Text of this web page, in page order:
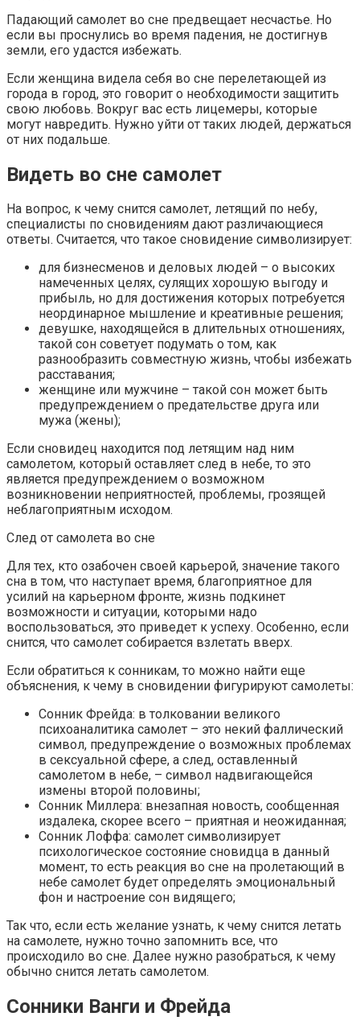
Падающий самолет во сне предвещает несчастье. Но
если вы проснулись во время падения, не достигнув
земли, его удастся избежать.
Если женщина видела себя во сне перелетающей из
города в город, это говорит о необходимости защитить
свою любовь. Вокруг вас есть лицемеры, которые
могут навредить. Нужно уйти от таких людей, держаться
от них подальше.
Видеть во сне самолет
На вопрос, к чему снится самолет, летящий по небу,
специалисты по сновидениям дают различающиеся
ответы. Считается, что такое сновидение символизирует:
для бизнесменов и деловых людей – о высоких
намеченных целях, сулящих хорошую выгоду и
прибыль, но для достижения которых потребуется
неординарное мышление и креативные решения;
девушке, находящейся в длительных отношениях,
такой сон советует подумать о том, как
разнообразить совместную жизнь, чтобы избежать
расставания;
женщине или мужчине – такой сон может быть
предупреждением о предательстве друга или
мужа (жены);
Если сновидец находится под летящим над ним
самолетом, который оставляет след в небе, то это
является предупреждением о возможном
возникновении неприятностей, проблемы, грозящей
неблагоприятным исходом.
След от самолета во сне
Для тех, кто озабочен своей карьерой, значение такого
сна в том, что наступает время, благоприятное для
усилий на карьерном фронте, жизнь подкинет
возможности и ситуации, которыми надо
воспользоваться, это приведет к успеху. Особенно, если
снится, что самолет собирается взлетать вверх.
Если обратиться к сонникам, то можно найти еще
объяснения, к чему в сновидении фигурируют самолеты:
Сонник Фрейда: в толковании великого
психоаналитика самолет – это некий фаллический
символ, предупреждение о возможных проблемах
в сексуальной сфере, а след, оставленный
самолетом в небе, – символ надвигающейся
измены второй половины;
Сонник Миллера: внезапная новость, сообщенная
издалека, скорее всего – приятная и неожиданная;
Сонник Лоффа: самолет символизирует
психологическое состояние сновидца в данный
момент, то есть реакция во сне на пролетающий в
небе самолет будет определять эмоциональный
фон и настроение сон видящего;
Так что, если есть желание узнать, к чему снится летать
на самолете, нужно точно запомнить все, что
происходило во сне. Далее нужно разобраться, к чему
обычно снится летать самолетом.
Сонники Ванги и Фрейда